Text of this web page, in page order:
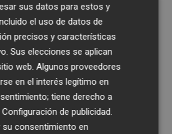
sus datos para estos y
el uso de datos de
precisos y características
Sus elecciones se aplican
web. Algunos proveedores
en el interés legítimo en
tiene derecho a
Configuración de publicidad
su consentimiento en